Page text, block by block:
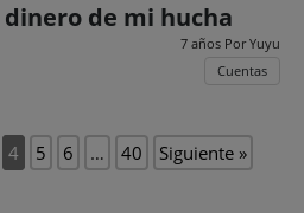
de mi hucha
7 años PorYuyu
Cuentas
4 5 6 … 40 Siguiente »